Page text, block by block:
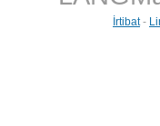
İrtibat-